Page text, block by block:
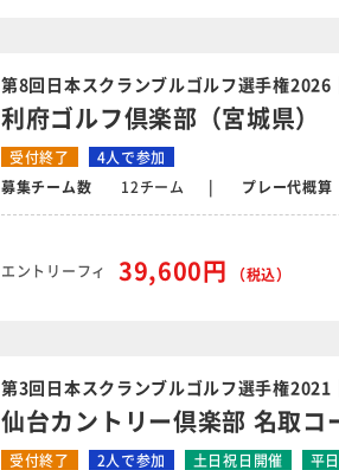
第8回日本スクランブルゴルフ選手権2026
利府ゴルフ倶楽部（宮城県）
受付終了 4人で参加
募集チーム数 12チーム プレー代概算
エントリーフィ 39,600円 （税込）
第3回日本スクランブルゴルフ選手権2021
仙台カントリー倶楽部 名取コ
受付終了 2人で参加 土日祝日開催 平